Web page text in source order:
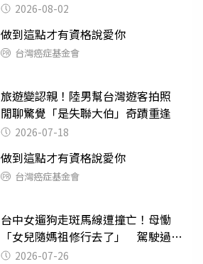
2026-08-02
做到這點才有資格說愛你
台灣癌症基金會
旅遊變認親！陸男幫台灣遊客拍照
閒聊驚覺「是失聯大伯」奇蹟重逢
2026-07-18
做到這點才有資格說愛你
台灣癌症基金會
台中女遛狗走斑馬線遭撞亡！母慟
「女兒隨媽祖修行去了」 駕駛過失
致死判9月
2026-07-26